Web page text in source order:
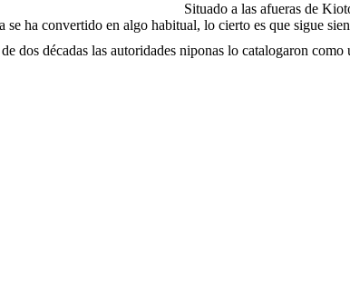
Situado a las afueras de
se ha convertido en algo habitual, lo cierto es que sigue
dos décadas las autoridades niponas lo catalogaron